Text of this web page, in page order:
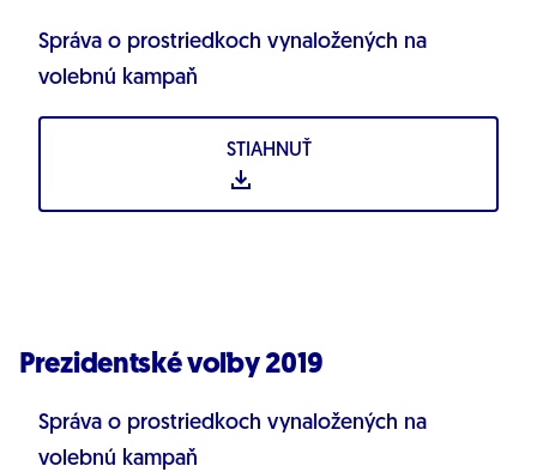
Správa o prostriedkoch vynaložených na
volebnú kampaň
STIAHNUŤ
Prezidentské voľby 2019
Správa o prostriedkoch vynaložených na
volebnú kampaň